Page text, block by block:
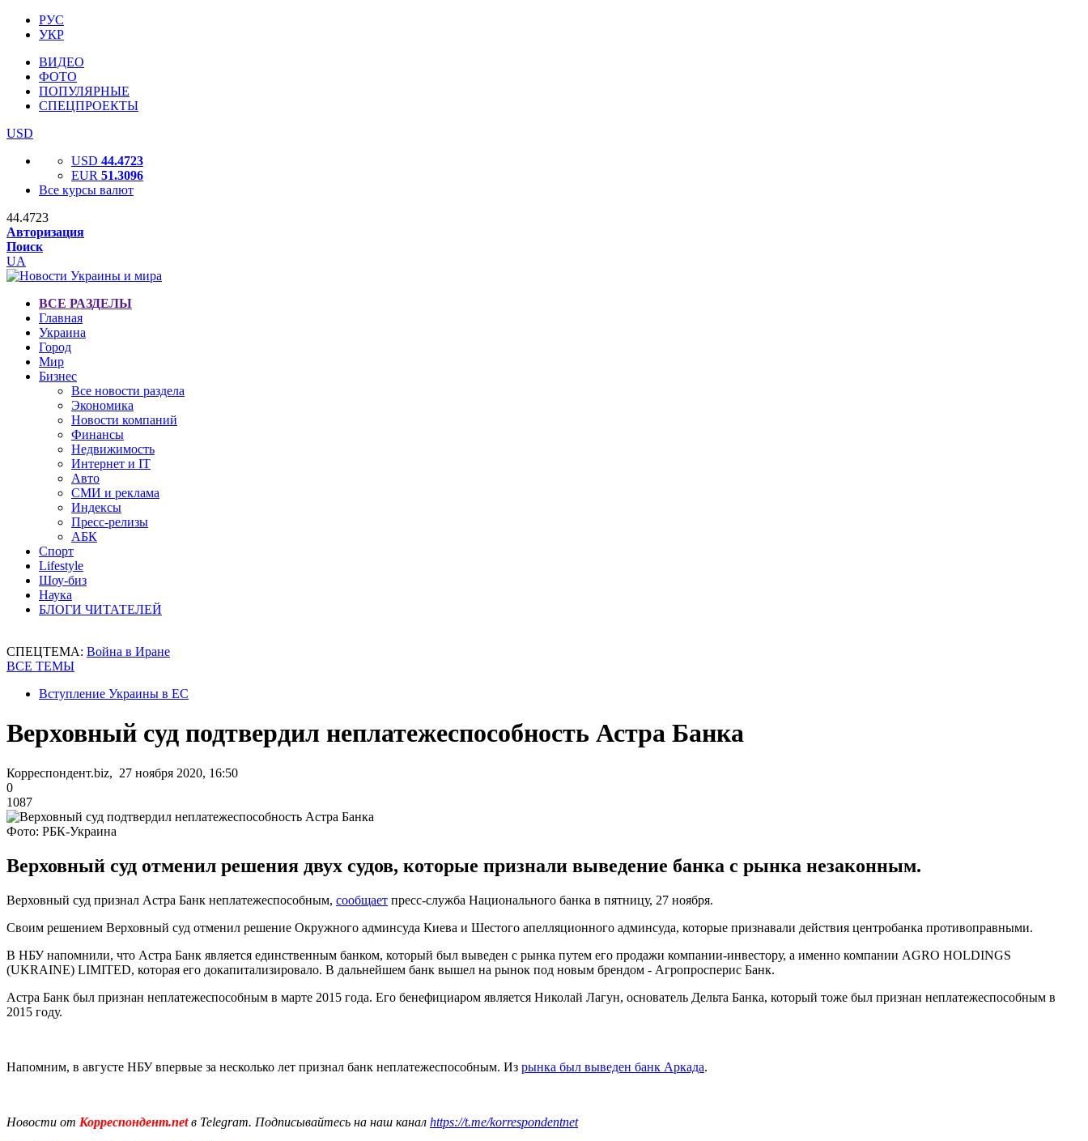
РУС
УКР
ВИДЕО
ФОТО
ПОПУЛЯРНЫЕ
СПЕЦПРОЕКТЫ
USD
USD 44.4723
EUR 51.3096
Все курсы валют
44.4723
Авторизация
Поиск
UA
ВСЕ РАЗДЕЛЫ
Главная
Украина
Город
Мир
Бизнес
Все новости раздела
Экономика
Новости компаний
Финансы
Недвижимость
Интернет и IT
Авто
СМИ и реклама
Индексы
Пресс-релизы
АБК
Спорт
Lifestyle
Шоу-биз
Наука
БЛОГИ ЧИТАТЕЛЕЙ
СПЕЦТЕМА: Война в Иране
ВСЕ ТЕМЫ
Вступление Украины в ЕС
Верховный суд подтвердил неплатежеспособность Астра Банка
Корреспондент.biz, 27 ноября 2020, 16:50
0
1087
Фото: РБК-Украина
Верховный суд отменил решения двух судов, которые признали выведение банка с рынка незаконным.
Верховный суд признал Астра Банк неплатежеспособным, сообщает пресс-служба Национального банка в пятницу, 27 ноября.
Своим решением Верховный суд отменил решение Окружного админсуда Киева и Шестого апелляционного админсуда, которые признавали действия центробанка противоправными.
В НБУ напомнили, что Астра Банк является единственным банком, который был выведен с рынка путем его продажи компании-инвестору, а именно компании AGRO HOLDINGS
(UKRAINE) LIMITED, которая его докапитализировало. В дальнейшем банк вышел на рынок под новым брендом - Агропросперис Банк.
Астра Банк был признан неплатежеспособным в марте 2015 года. Его бенефициаром является Николай Лагун, основатель Дельта Банка, который тоже был признан неплатежеспособным в
2015 году.
Напомним, в августе НБУ впервые за несколько лет признал банк неплатежеспособным. Из рынка был выведен банк Аркада.
Новости от Корреспондент.netв Telegram. Подписывайтесь на наш канал https://t.me/korrespondentnet